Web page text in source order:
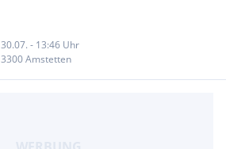
30.07. - 13:46 Uhr
3300 Amstetten